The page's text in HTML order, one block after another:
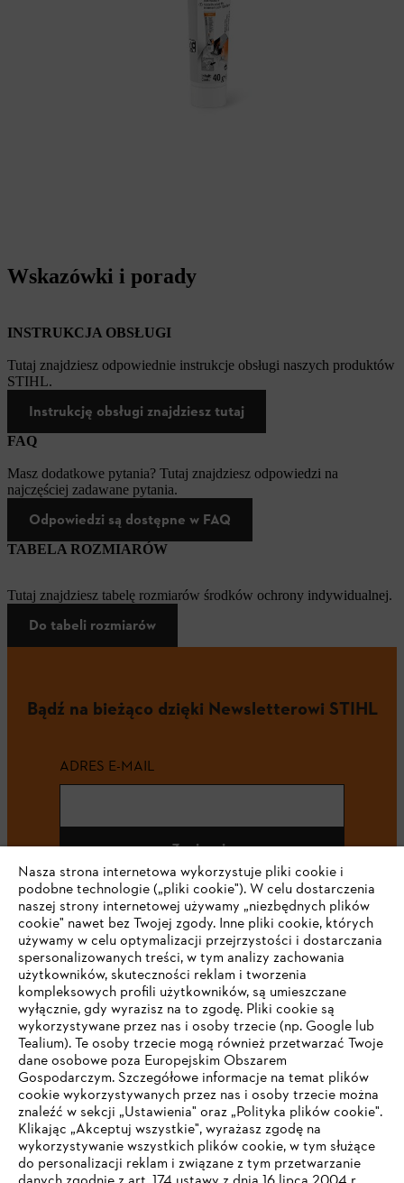
Wskazówki i porady
INSTRUKCJA OBSŁUGI
Tutaj znajdziesz odpowiednie instrukcje obsługi naszych produktów
STIHL.
Instrukcję obsługi znajdziesz tutaj
FAQ
Masz dodatkowe pytania? Tutaj znajdziesz odpowiedzi na
najczęściej zadawane pytania.
Odpowiedzi są dostępne w FAQ
TABELA ROZMIARÓW
Tutaj znajdziesz tabelę rozmiarów środków ochrony indywidualnej.
Do tabeli rozmiarów
Bądź na bieżąco dzięki Newsletterowi STIHL
ADRES E-MAIL
Zapisz się
#STIHL
Firma
STIHL FAQ
Nasza strona internetowa wykorzystuje pliki cookie i
podobne technologie („pliki cookie"). W celu dostarczenia
naszej strony internetowej używamy „niezbędnych plików
cookie" nawet bez Twojej zgody. Inne pliki cookie, których
używamy w celu optymalizacji przejrzystości i dostarczania
spersonalizowanych treści, w tym analizy zachowania
użytkowników, skuteczności reklam i tworzenia
kompleksowych profili użytkowników, są umieszczane
wyłącznie, gdy wyrazisz na to zgodę. Pliki cookie są
wykorzystywane przez nas i osoby trzecie (np. Google lub
Tealium). Te osoby trzecie mogą również przetwarzać Twoje
dane osobowe poza Europejskim Obszarem
Gospodarczym. Szczegółowe informacje na temat plików
cookie wykorzystywanych przez nas i osoby trzecie można
znaleźć w sekcji „Ustawienia" oraz „Polityka plików cookie".
Klikając „Akceptuj wszystkie", wyrażasz zgodę na
wykorzystywanie wszystkich plików cookie, w tym służące
do personalizacji reklam i związane z tym przetwarzanie